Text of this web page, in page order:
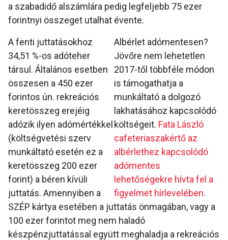
a szabadidő alszámlára pedig legfeljebb 75 ezer
forintnyi összeget utalhat évente.
Albérlet adómentesen?
Jövőre nem lehetetlen
2017-től többféle módon
is támogathatja a
munkáltató a dolgozó
lakhatásához kapcsolódó
költségeit. Fata László
cafeteriaszakértő az
albérlethez kapcsolódó
adómentes
lehetőségekre hívta fel a
figyelmet hírlevelében.
A fenti juttatásokhoz
34,51 %-os adóteher
társul. Általános esetben
összesen a 450 ezer
forintos ún. rekreációs
keretösszeg erejéig
adózik ilyen adómértékkel
(költségvetési szerv
munkáltató esetén ez a
keretösszeg 200 ezer
forint) a béren kívüli
juttatás. Amennyiben a
SZÉP kártya esetében a juttatás önmagában, vagy a
100 ezer forintot meg nem haladó
készpénzjuttatással együtt meghaladja a rekreációs